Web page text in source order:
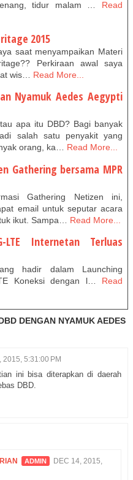
tidur malam …
Read
2015
saat menyampaikan Materi
Perkiraan awal saya
wis…
Read More...
Nyamuk Aedes Aegypti
apa itu DBD? Bagi banyak
salah satu penyakit yang
orang, ka… Read More...
Gathering bersama MPR
Gathering Netizen ini,
email untuk seputar acara
ikut. Sampa…
Read More...
LTE Internetan Terluas
hadir dalam Launching
Koneksi dengan l…
Read
DENGAN NYAMUK AEDES
2015, 5:31:00 PM
ini bisa diterapkan di daerah
DBD.
DEC 14, 2015,